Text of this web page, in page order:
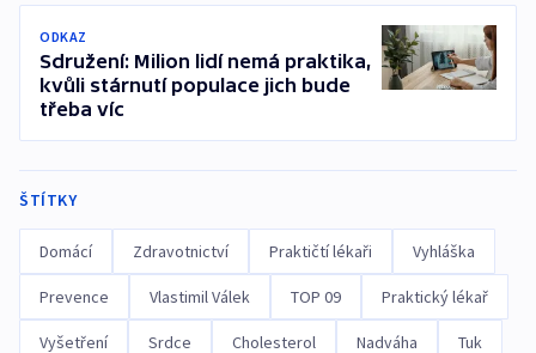
ODKAZ
Sdružení: Milion lidí nemá praktika,
kvůli stárnutí populace jich bude
třeba víc
ŠTÍTKY
Domácí Zdravotnictví Praktičtí lékaři Vyhláška
Prevence Vlastimil Válek TOP 09 Praktický lékař
Vyšetření Srdce Cholesterol Nadváha Tuk